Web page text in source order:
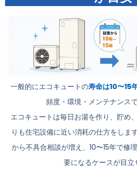
一般的にエコキュートの寿命は10〜15
頻度・環境・メンテナンス
エコキュートは毎日お湯を作り、貯め
りも住宅設備に近い消耗の仕方をしま
から不具合相談が増え、10〜15年で修
要になるケースが目立